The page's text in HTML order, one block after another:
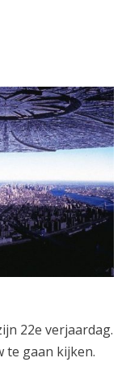
22e verjaardag.
te gaan kijken.